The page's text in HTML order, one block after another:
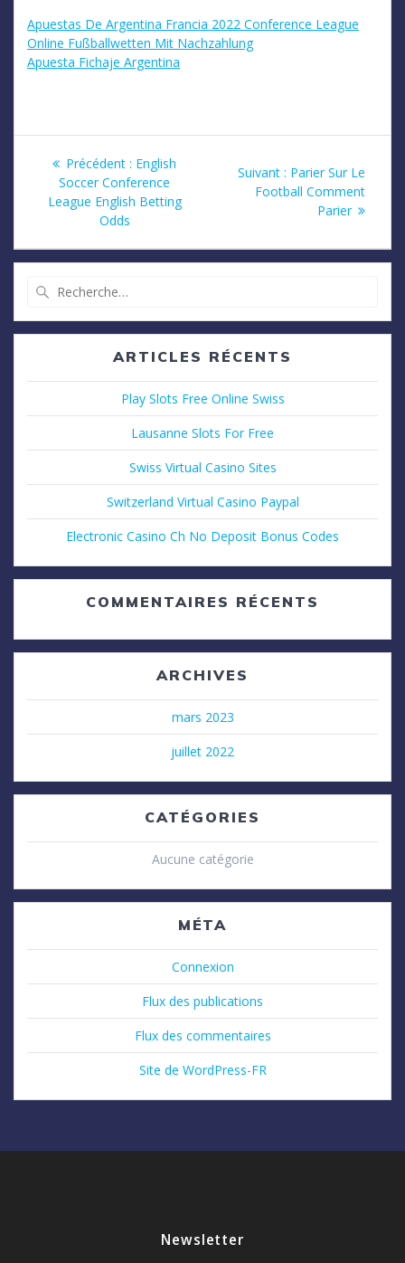
Apuestas De Argentina Francia 2022 Conference League
Online Fußballwetten Mit Nachzahlung
Apuesta Fichaje Argentina
Navigation
Précédent : Article
précédent
English
Soccer Conference
League English Betting
Odds
Suivant : Article
suivant
Parier Sur Le
Football Comment
Parier
:
ARTICLES RÉCENTS
Play Slots Free Online Swiss
Lausanne Slots For Free
Swiss Virtual Casino Sites
Switzerland Virtual Casino Paypal
Electronic Casino Ch No Deposit Bonus Codes
COMMENTAIRES RÉCENTS
ARCHIVES
mars 2023
juillet 2022
CATÉGORIES
Aucune catégorie
MÉTA
Connexion
Flux des publications
Flux des commentaires
Site de WordPress-FR
Newsletter